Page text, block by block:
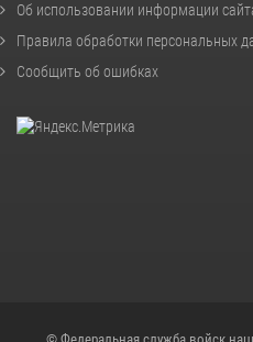
Об использовании информации
Правила обработки персональных
Сообщить об ошибках